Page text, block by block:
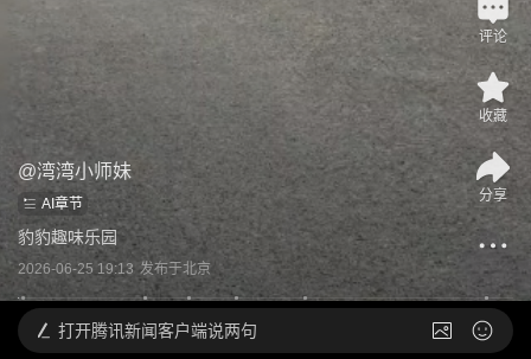
@湾湾小师妹
AI章节
豹豹趣味乐园
2026-06-25 19:13 发布于北京
评论
收藏
分享
打开腾讯新闻客户端说两句